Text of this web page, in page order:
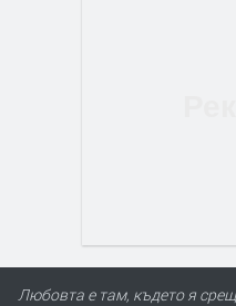
Любовта е там, където я